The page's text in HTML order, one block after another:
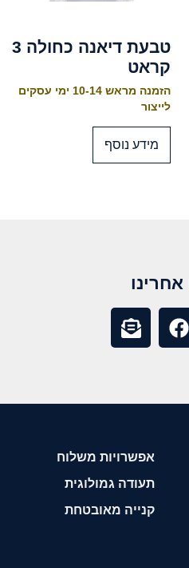
טבעת דיאנה כחולה 3
קראט
הזמנה מראש 10-14 ימי עסקים
לייצור
מידע נוסף
אפשרויות משלוח
תעודה גמולוגית
קנייה מאובטחת